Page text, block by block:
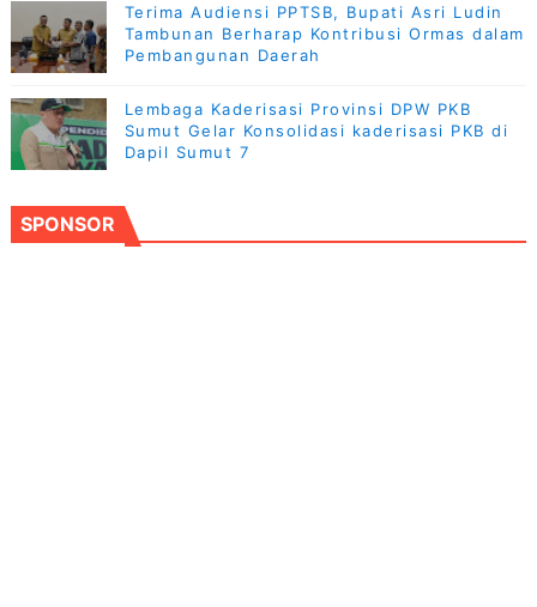
Terima Audiensi PPTSB, Bupati Asri Ludin
Tambunan Berharap Kontribusi Ormas dalam
Pembangunan Daerah
Lembaga Kaderisasi Provinsi DPW PKB
Sumut Gelar Konsolidasi kaderisasi PKB di
Dapil Sumut 7
SPONSOR